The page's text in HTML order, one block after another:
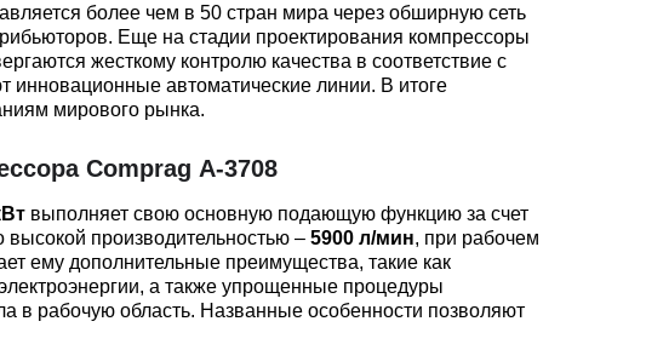
более чем в 50 стран мира через обширную сеть
Еще на стадии проектирования компрессоры
жесткому контролю качества в соответствие с
инновационные автоматические линии. В итоге
мирового рынка.
Comprag А-3708
выполняет свою основную подающую функцию за счет
производительностью – 5900 л/мин, при рабочем
ему дополнительные преимущества, такие как
а также упрощенные процедуры
в рабочую область. Названные особенности позволяют